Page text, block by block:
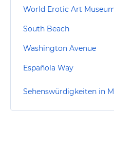
World Erotic Art
South Beach
Washington Avenue
Española Way
Sehenswürdigkeiten in